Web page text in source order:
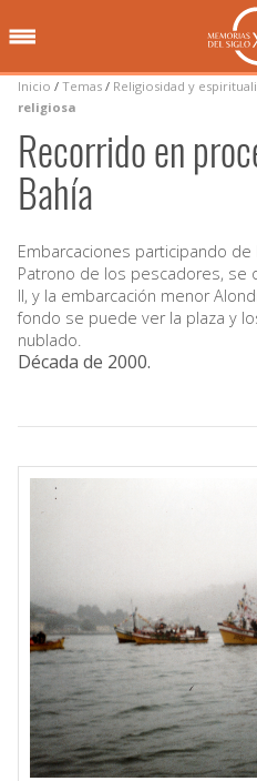
Inicio / Temas / Religiosidad y
religiosa
Recorrido en
Bahía
Embarcaciones participando
Patrono de los pescadores, se
II, y la embarcación menor
fondo se puede ver la plaza y
nublado.
Década de 2000.